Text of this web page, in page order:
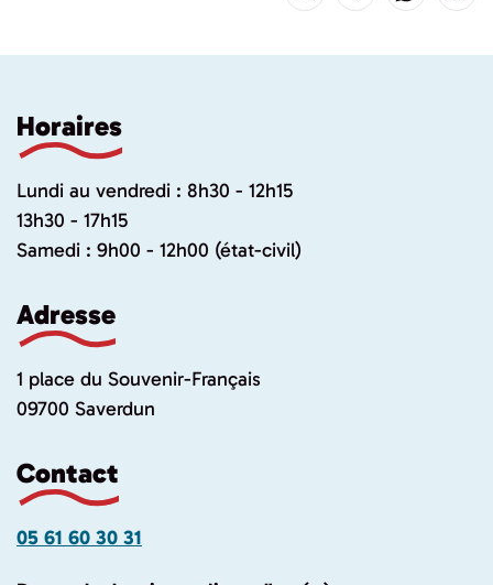
Horaires
Lundi au vendredi : 8h30 - 12h15
13h30 - 17h15
Samedi : 9h00 - 12h00 (état-civil)
Adresse
1 place du Souvenir-Français
09700 Saverdun
Contact
05 61 60 30 31